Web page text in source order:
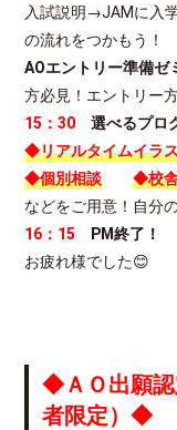
入試説明→JAMに入
の流れをつかもう！
AOエントリー準備ゼ
方必見！エントリー
15：30 選べるプロ
◆リアルタイムイラ
◆個別相談
◆校
などをご用意！自分
16：15 PM終了！
お疲れ様でした😊
◆ＡＯ出願認
者限定）◆